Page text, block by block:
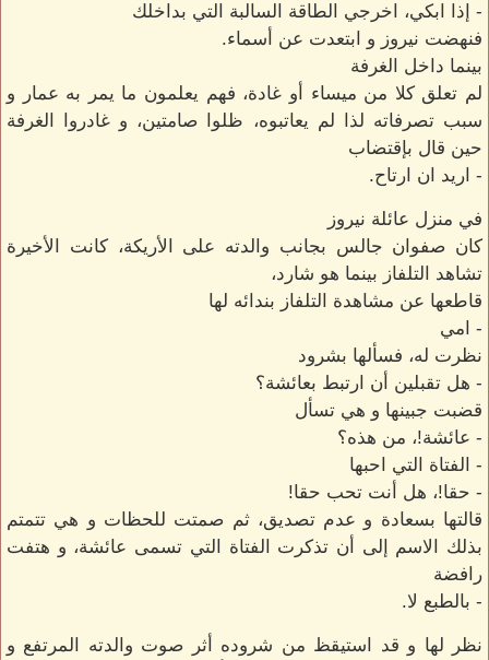
- إذا ابكي، اخرجي الطاقة السالبة التي بداخلك
فنهضت نيروز و ابتعدت عن أسماء.
بينما داخل الغرفة
لم تعلق كلا من ميساء أو غادة، فهم يعلمون ما يمر به عمار و
سبب تصرفاته لذا لم يعاتبوه، ظلوا صامتين، و غادروا الغرفة
حين قال بإقتضاب
- اريد ان ارتاح.
في منزل عائلة نيروز
كان صفوان جالس بجانب والدته على الأريكة، كانت الأخيرة
تشاهد التلفاز بينما هو شارد،
قاطعها عن مشاهدة التلفاز بندائه لها
- امي
نظرت له، فسألها بشرود
- هل تقبلين أن ارتبط بعائشة؟
قضبت جبينها و هي تسأل
- عائشة!، من هذه؟
- الفتاة التي احبها
- حقا!، هل أنت تحب حقا!
قالتها بسعادة و عدم تصديق، ثم صمتت للحظات و هي تتمتم
بذلك الاسم إلى أن تذكرت الفتاة التي تسمى عائشة، و هتفت
رافضة
- بالطبع لا.
نظر لها و قد استيقظ من شروده أثر صوت والدته المرتفع و